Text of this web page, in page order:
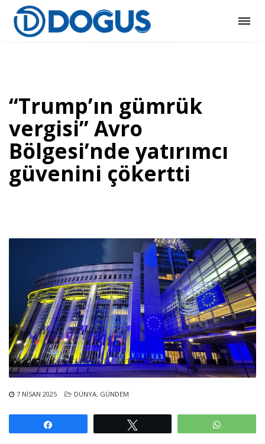
“Trump’ın gümrük
vergisi” Avro
Bölgesi’nde yatırımcı
güvenini çökertti
7 NISAN 2025 DÜNYA, GÜNDEM